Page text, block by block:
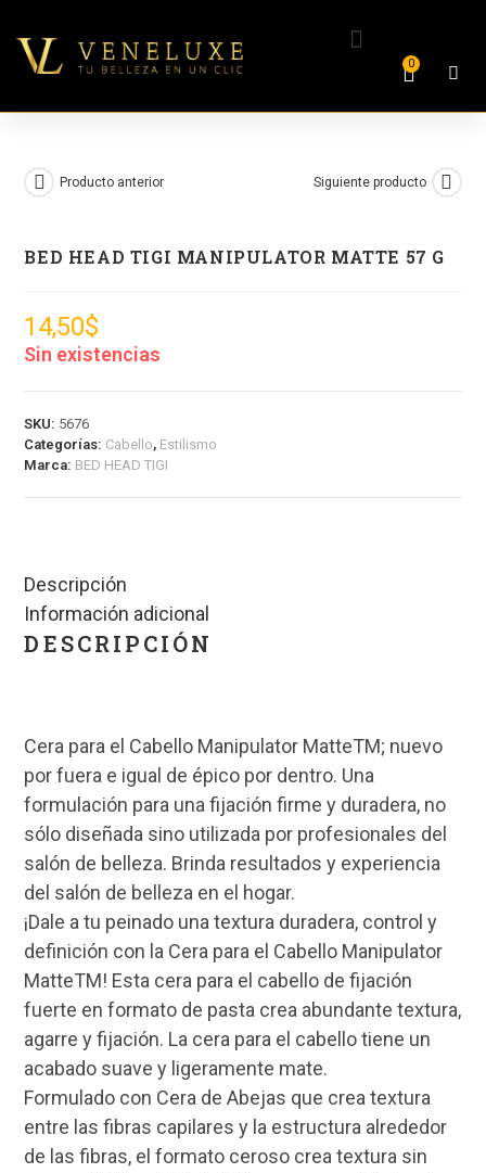
0
Producto anterior Siguiente producto
BED HEAD TIGI MANIPULATOR MATTE 57 G
14,50$
Sin existencias
SKU: 5676
Categorías: Cabello, Estilismo
Marca: BED HEAD TIGI
Descripción
Información adicional
DESCRIPCIÓN
Cera para el Cabello Manipulator MatteTM; nuevo
por fuera e igual de épico por dentro. Una
formulación para una fijación firme y duradera, no
sólo diseñada sino utilizada por profesionales del
salón de belleza. Brinda resultados y experiencia
del salón de belleza en el hogar.
¡Dale a tu peinado una textura duradera, control y
definición con la Cera para el Cabello Manipulator
MatteTM! Esta cera para el cabello de fijación
fuerte en formato de pasta crea abundante textura,
agarre y fijación. La cera para el cabello tiene un
acabado suave y ligeramente mate.
Formulado con Cera de Abejas que crea textura
entre las fibras capilares y la estructura alrededor
de las fibras, el formato ceroso crea textura sin